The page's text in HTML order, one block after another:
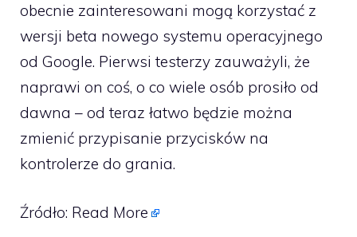
obecnie zainteresowani mogą korzystać z
wersji beta nowego systemu operacyjnego
od Google. Pierwsi testerzy zauważyli, że
naprawi on coś, o co wiele osób prosiło od
dawna – od teraz łatwo będzie można
zmienić przypisanie przycisków na
kontrolerze do grania.
Źródło: Read More